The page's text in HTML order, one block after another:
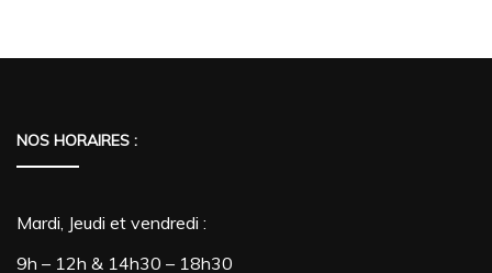
NOS HORAIRES :
Mardi, Jeudi et vendredi :
9h – 12h & 14h30 – 18h30